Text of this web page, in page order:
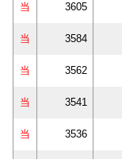
当 3605
当 3584
当 3562
当 3541
当 3536